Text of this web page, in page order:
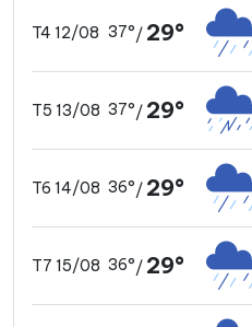
T4 12/08 37°/ 29°
T5 13/08 37°/ 29°
T6 14/08 36°/ 29°
T7 15/08 36°/ 29°